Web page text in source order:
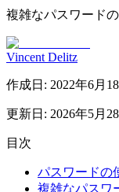
複雑なパスワード
Vincent Delitz
作成日 : 2022年6月
更新日 : 2026年5月
目次
パスワードの
複雑なパスワ